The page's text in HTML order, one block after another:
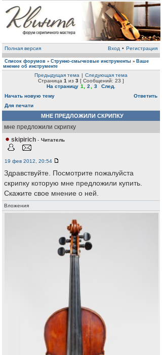
Полная версия Вход • Регистрация
Список форумов » Струнно-смычковые инструменты » Ваше
мнение об инструменте
Предыдущая тема | Следующая тема
Страница 1 из 3 [ Сообщений: 23 ]
На страницу 1 2 3
След.
Начать новую тему
Ответить
Для печати
МНЕ ПРЕДЛОЖИЛИ СКРИПКУ
мне предложили скрипку
skipirich - Читатель
19 фев 2012, 20:54
Здравствуйте. Посмотрите пожалуйста
скрипку которую мне предложили купить.
Скажите свое мнение о ней.
Вложения